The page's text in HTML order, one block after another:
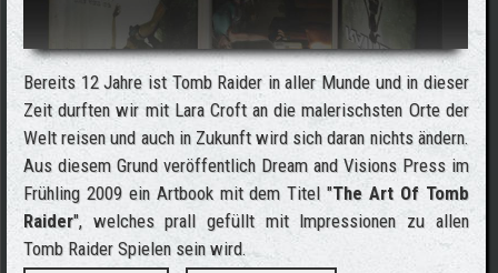
Bereits 12 Jahre ist Tomb Raider in aller Munde und in dieser
Zeit durften wir mit Lara Croft an die malerischsten Orte der
Welt reisen und auch in Zukunft wird sich daran nichts ändern.
Aus diesem Grund veröffentlich Dream and Visions Press im
Frühling 2009 ein Artbook mit dem Titel "The Art Of Tomb
Raider", welches prall gefüllt mit Impressionen zu allen
Tomb Raider Spielen sein wird.